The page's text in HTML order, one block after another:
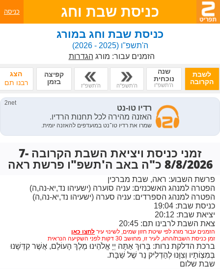
כניסת שבת וחג כניסה
כניסת שבת וחג במורג
ה'תשפ"ו(2025 - 2026)
הזמנים עבור: מורג הגדרות
לשבת
הקרובה
שנה
נוכחית
ה'תשפ"ו ה'תשפ"ה ה'תשפ"ז
קפיצה
בזמן
הצג
רבנו תם
זמני כניסת ויציאת השבת הקרובה 7-
8/8/2026 כ"ה באב ה'תשפ"ו פרשת ראה
פרשת השבוע: ראה, שבת מברכין
הפטרה למנהג האשכנזים: עניה סוערה (ישעיהו נד,יא-נה,ה)
הפטרה למנהג הספרדים: עניה סערה (ישעיהו נד,יא-נה,ה)
כניסת שבת: 19:04
יציאת שבת: 20:12
צאת השבת לרבינו תם: 20:45
הזמנים עבור מורג לפי שיטת חזון שמים, לשינוי עיר
זמן כניסת השבת/החג, לעיר זו, מחושב 30 דקות לפני השקיעה הנראית
ברכת הדלקת נרות: בָּרוּךְ אַתָּה יְיָ אֱלֹהֵינוּ מֶלֶךְ הָעוֹלָם, אֲשֶׁר קִדְּשָׁנוּ
בְּמִצְוֹתָיו וְצִוָּנוּ לְהַדְלִיק נֵר שֶׁל שַׁבָּת.
שבת שלום